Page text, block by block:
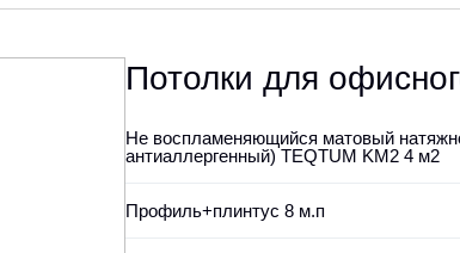
Потолки для
Не воспламеняющийся матовый
антиаллергенный) TEQTUM KM2 4 м2
Профиль+плинтус 8 м.п